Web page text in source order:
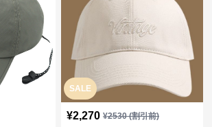
SALE
¥2,270 ¥2530(割引前)